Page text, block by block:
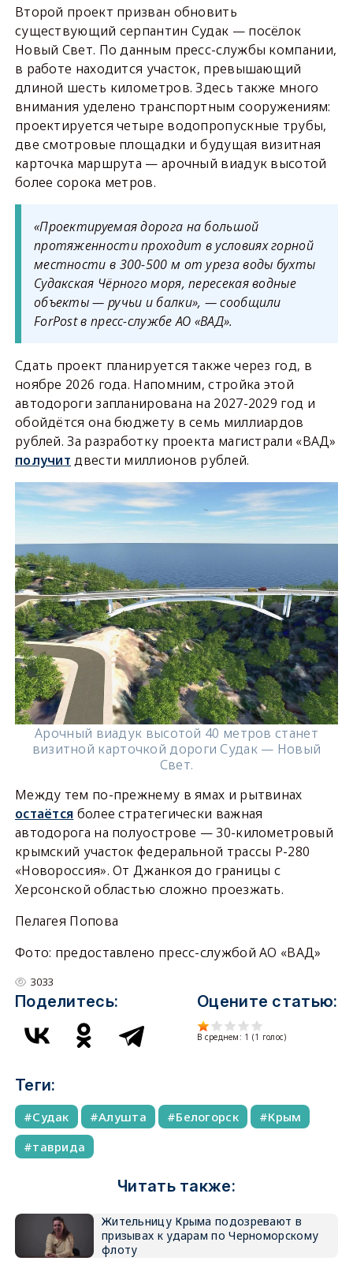
Второй проект призван обновить
существующий серпантин Судак — посёлок
Новый Свет. По данным пресс-службы компании,
в работе находится участок, превышающий
длиной шесть километров. Здесь также много
внимания уделено транспортным сооружениям:
проектируется четыре водопропускные трубы,
две смотровые площадки и будущая визитная
карточка маршрута — арочный виадук высотой
более сорока метров.
«Проектируемая дорога на большой
протяженности проходит в условиях горной
местности в 300-500 м от уреза воды бухты
Судакская Чёрного моря, пересекая водные
объекты — ручьи и балки», — сообщили
ForPost в пресс-службе АО «ВАД».
Сдать проект планируется также через год, в
ноябре 2026 года. Напомним, стройка этой
автодороги запланирована на 2027-2029 год и
обойдётся она бюджету в семь миллиардов
рублей. За разработку проекта магистрали «ВАД»
получит двести миллионов рублей.
Арочный виадук высотой 40 метров станет
визитной карточкой дороги Судак — Новый
Свет.
Между тем по-прежнему в ямах и рытвинах
остаётся более стратегически важная
автодорога на полуострове — 30-километровый
крымский участок федеральной трассы Р-280
«Новороссия». От Джанкоя до границы с
Херсонской областью сложно проезжать.
Пелагея Попова
Фото: предоставлено пресс-службой АО «ВАД»
3033
Поделитесь: Оцените статью:
В среднем: 1 (1 голос)
Теги:
Судак Алушта Белогорск
Крым
таврида
Читать также:
Жительницу Крыма подозревают в
призывах к ударам по Черноморскому
флоту